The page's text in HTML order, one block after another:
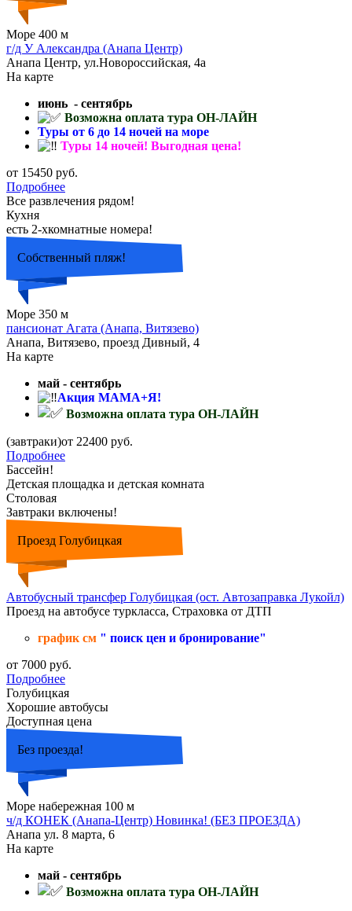
Море 400 м
г/д У Александра (Анапа Центр)
Анапа Центр, ул.Новороссийская, 4а
На карте
июнь - сентябрь
Возможна оплата тура ОН-ЛАЙН
Туры от 6 до 14 ночей на море
Туры 14 ночей! Выгодная цена!
от 15450 руб.
Подробнее
Все развлечения рядом!
Кухня
есть 2-хкомнатные номера!
Собственный пляж!
Море 350 м
пансионат Агата (Анапа, Витязево)
Анапа, Витязево, проезд Дивный, 4
На карте
май - сентябрь
Акция МАМА+Я!
Возможна оплата тура ОН-ЛАЙН
(завтраки)от 22400 руб.
Подробнее
Бассейн!
Детская площадка и детская комната
Столовая
Завтраки включены!
Проезд Голубицкая
Автобусный трансфер Голубицкая (ост. Автозаправка Лукойл)
Проезд на автобусе туркласса, Страховка от ДТП
график см " поиск цен и бронирование"
от 7000 руб.
Подробнее
Голубицкая
Хорошие автобусы
Доступная цена
Без проезда!
Море набережная 100 м
ч/д КОНЕК (Анапа-Центр) Новинка! (БЕЗ ПРОЕЗДА)
Анапа ул. 8 марта, 6
На карте
май - сентябрь
Возможна оплата тура ОН-ЛАЙН